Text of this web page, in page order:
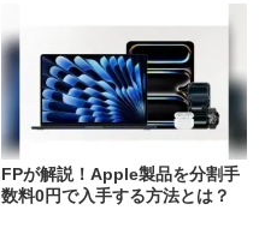
FPが解説！Apple製品を分割手
数料0円で入手する方法とは？